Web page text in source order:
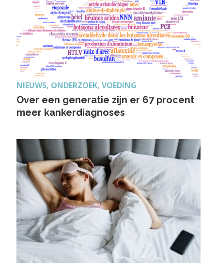
NIEUWS, ONDERZOEK, VOEDING
Over een generatie zijn er 67 procent
meer kankerdiagnoses